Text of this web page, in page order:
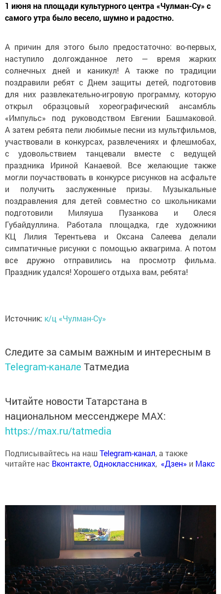
1 июня на площади культурного центра «Чулман-Су» с
самого утра было весело, шумно и радостно.
А причин для этого было предостаточно: во-первых,
наступило долгожданное лето — время жарких
солнечных дней и каникул! А также по традиции
поздравили ребят с Днем защиты детей, подготовив
для них развлекательно-игровую программу, которую
открыл образцовый хореографический ансамбль
«Импульс» под руководством Евгении Башмаковой.
А затем ребята пели любимые песни из мультфильмов,
участвовали в конкурсах, развлечениях и флешмобах,
с удовольствием танцевали вместе с ведущей
праздника Ириной Канаевой. Все желающие также
могли поучаствовать в конкурсе рисунков на асфальте
и получить заслуженные призы. Музыкальные
поздравления для детей совместно со школьниками
подготовили Миляуша Пузанкова и Олеся
Губайдуллина. Работала площадка, где художники
КЦ Лилия Терентьева и Оксана Салеева делали
симпатичные рисунки с помощью аквагрима. А потом
все дружно отправились на просмотр фильма.
Праздник удался! Хорошего отдыха вам, ребята!
Источник: к/ц «Чулман-Су»
Следите за самым важным и интересным в
Telegram-канале Татмедиа
Читайте новости Татарстана в
национальном мессенджере MАХ:
https://max.ru/tatmedia
Подписывайтесь на наш Telegram-канал, а также
читайте нас Вконтакте,Одноклассниках, «Дзен» и Макс